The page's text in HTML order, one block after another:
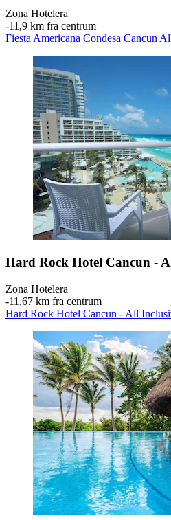
Zona Hotelera
‐11,9 km fra centrum
Fiesta Americana Condesa Cancun
Hard Rock Hotel Cancun -
Zona Hotelera
‐11,67 km fra centrum
Hard Rock Hotel Cancun - All